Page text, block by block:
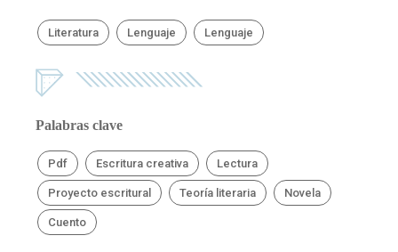
Literatura Lenguaje Lenguaje
Palabras clave
Pdf Escritura creativa Lectura
Proyecto escritural Teoría literaria Novela
Cuento